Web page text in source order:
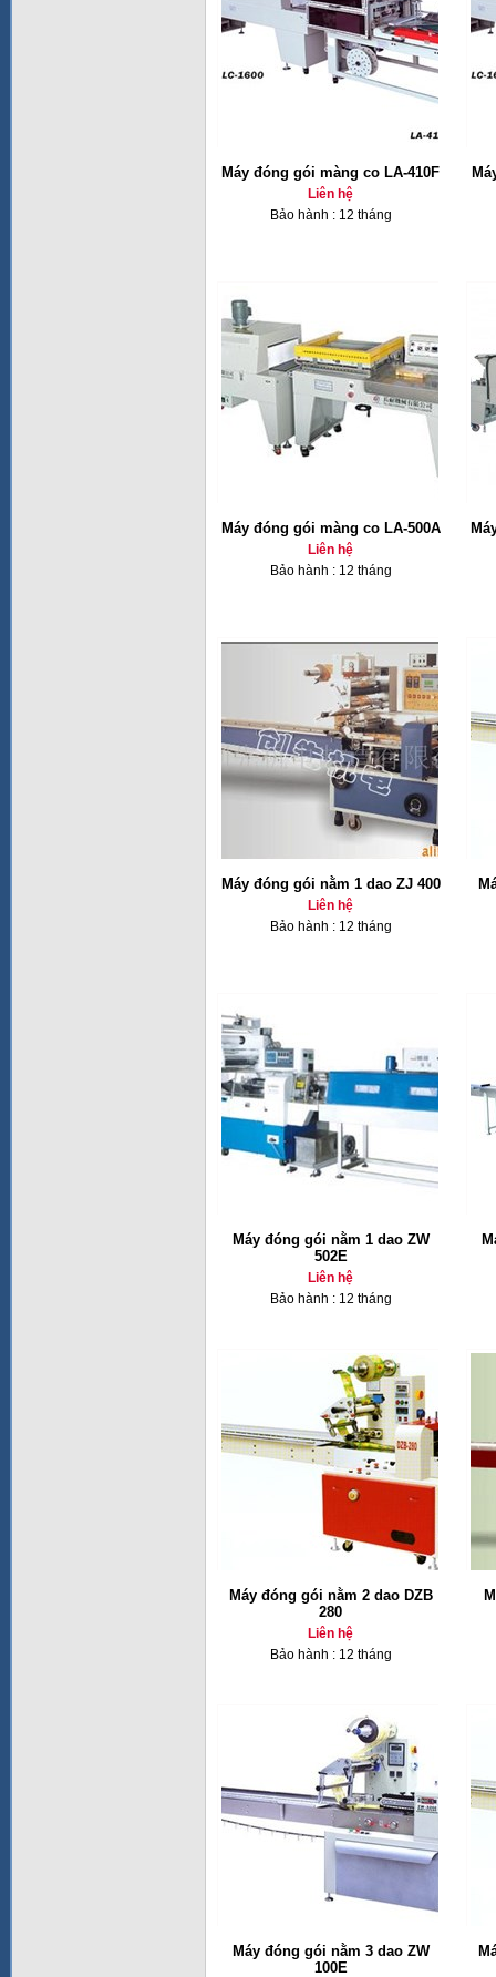
Máy đóng gói màng co LA-410F
Liên hệ
Bảo hành : 12 tháng
Máy đóng gói màng co LA-500A
Liên hệ
Bảo hành : 12 tháng
Máy đóng gói nằm 1 dao ZJ 400
Liên hệ
Bảo hành : 12 tháng
Máy đóng gói nằm 1 dao ZW
502E
Liên hệ
Bảo hành : 12 tháng
Máy đóng gói nằm 2 dao DZB
280
Liên hệ
Bảo hành : 12 tháng
Máy đóng gói nằm 3 dao ZW
100E